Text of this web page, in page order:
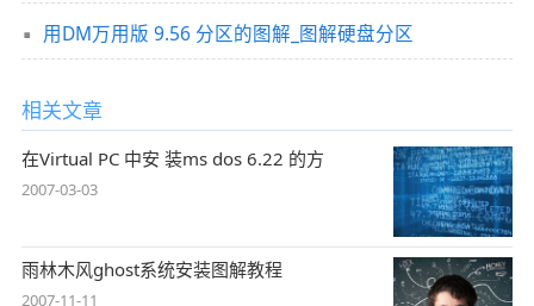
用DM万用版 9.56 分区的图解_图解硬盘分区
相关文章
在Virtual PC 中安 装ms dos 6.22 的方
2007-03-03
雨林木风ghost系统安装图解教程
2007-11-11